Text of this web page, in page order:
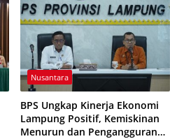
Nusantara
BPS Ungkap Kinerja Ekonomi
Lampung Positif, Kemiskinan
Menurun dan Pengangguran